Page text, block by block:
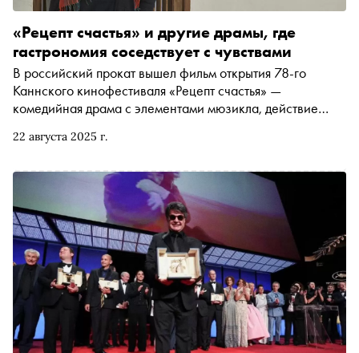
22 августа 2025 г.
«Рецепт счастья» и другие драмы, где
гастрономия соседствует с чувствами
В российский прокат вышел фильм открытия 78-го
Каннского кинофестиваля «Рецепт счастья» —
комедийная драма с элементами мюзикла, действие
ресторанной кухне. Кинокритик Ксения Балюк
приготовление еды служит фоном для раскрытия
характеров героев